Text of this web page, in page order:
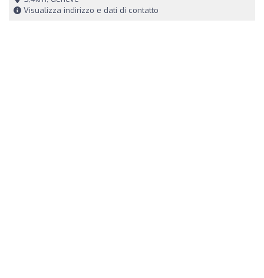
Visualizza indirizzo e dati di contatto